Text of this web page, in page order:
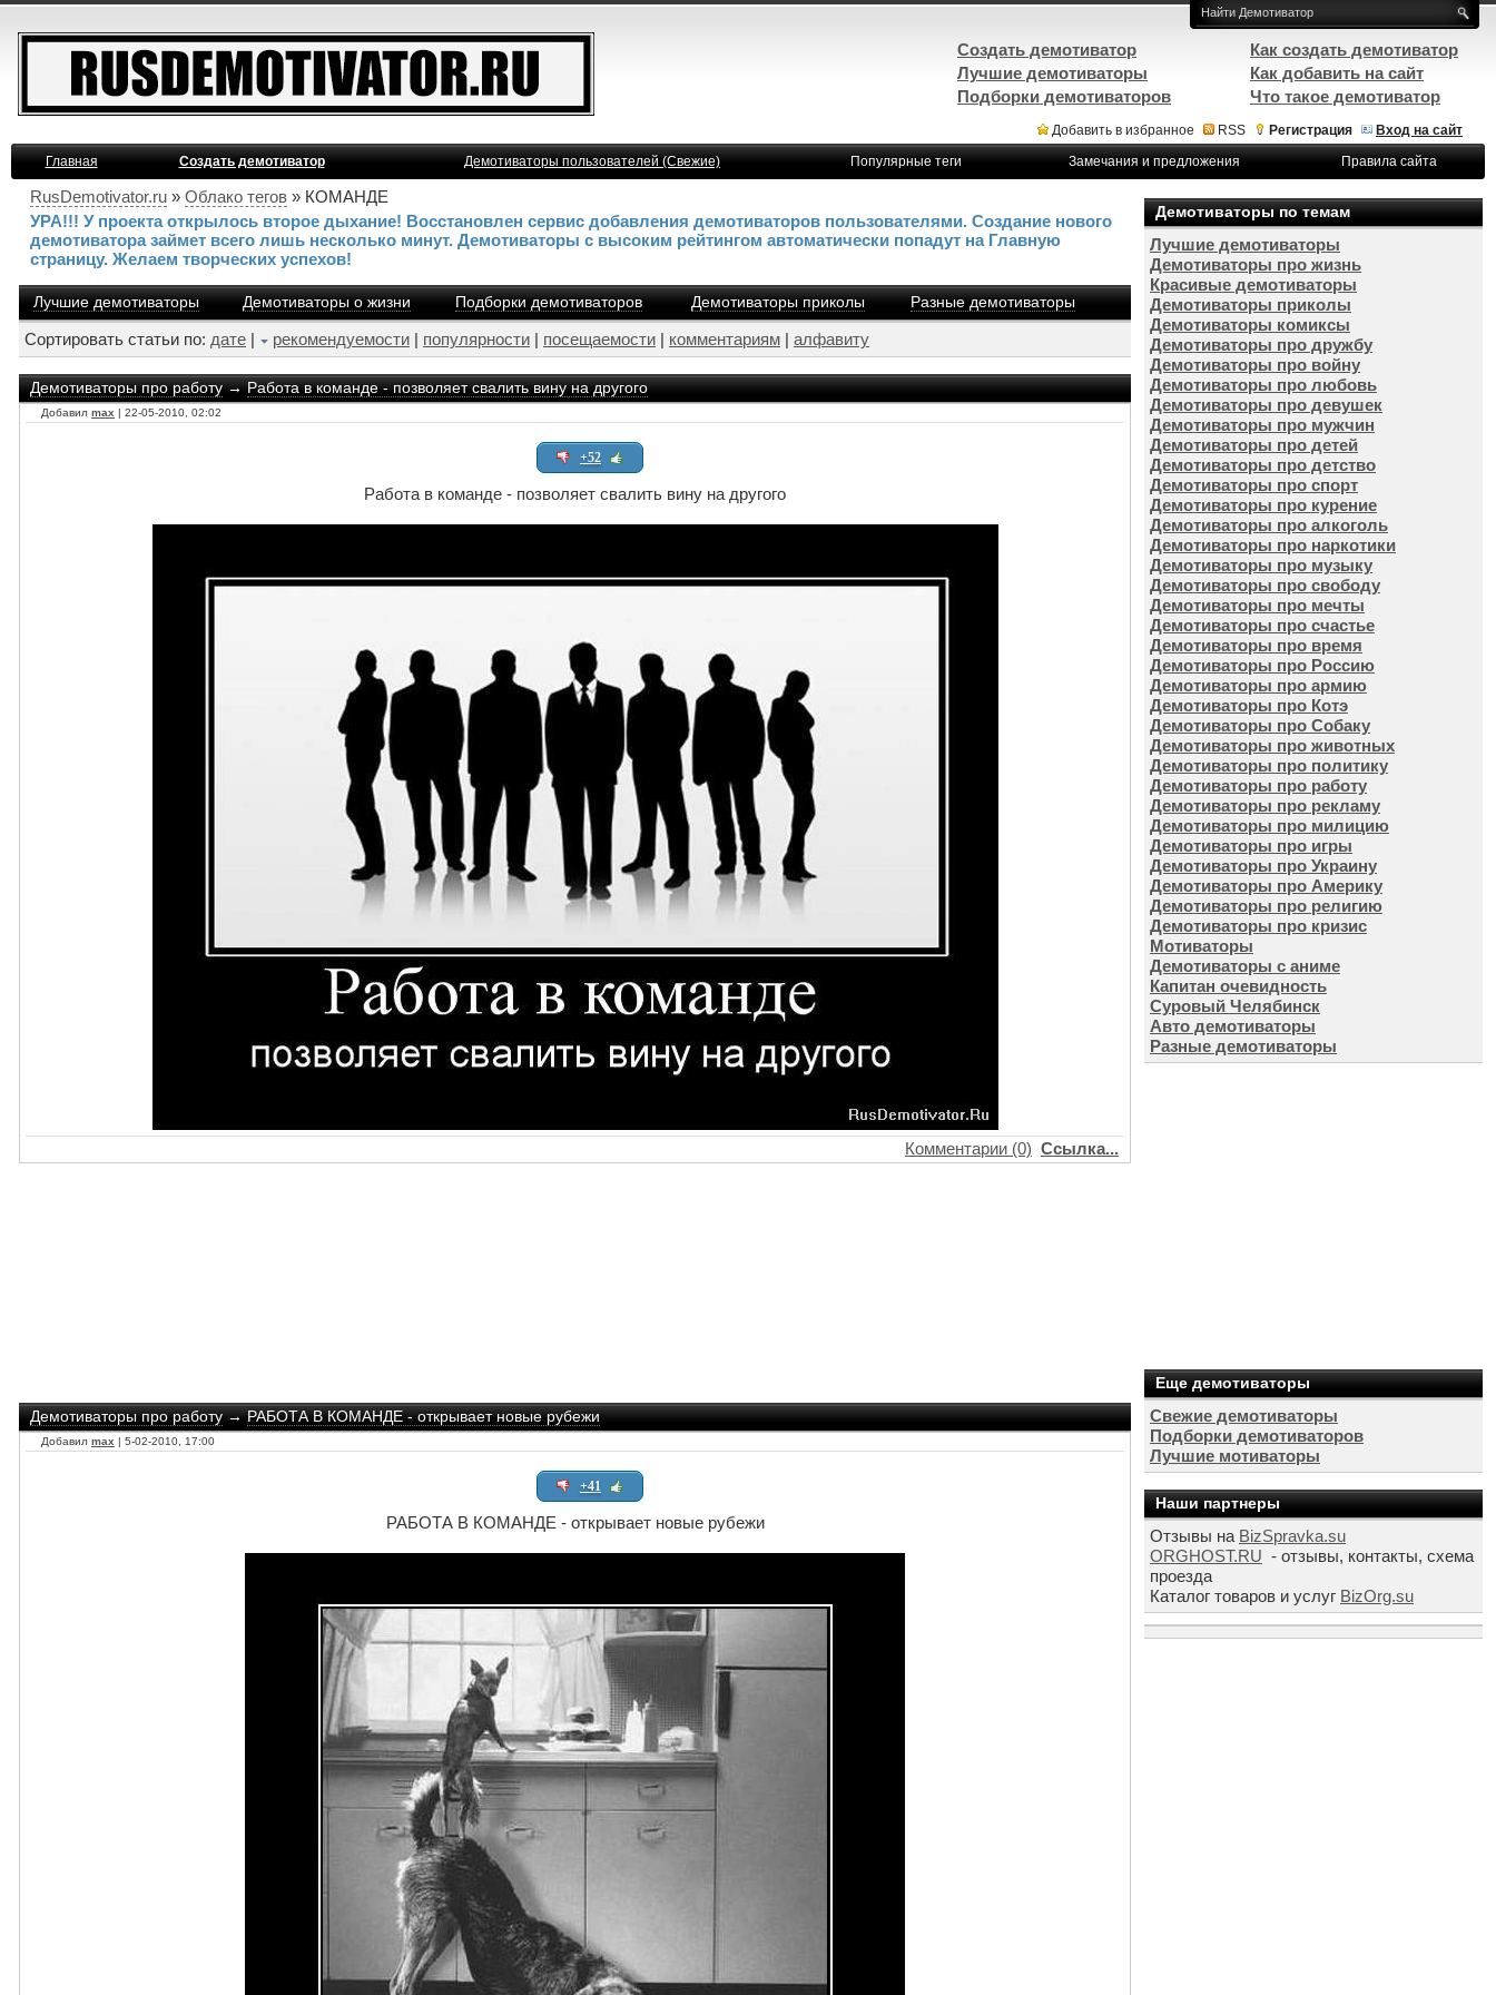
Добавить в избранное RSS Регистрация
Вход на сайт
Главная
Создать демотиватор Демотиваторы пользователей (Свежие) Популярные теги Замечания и предложения Правила сайта
RusDemotivator.ru » Облако тегов » КОМАНДЕ
УРА!!! У проекта открылось второе дыхание! Восстановлен сервис добавления демотиваторов пользователями. Создание нового
демотиватора займет всего лишь несколько минут. Демотиваторы с высоким рейтингом автоматически попадут на Главную
страницу. Желаем творческих успехов!
Лучшие демотиваторы Демотиваторы о жизни Подборки демотиваторов Демотиваторы приколы Разные демотиваторы
Сортировать статьи по: дате | рекомендуемости | популярности | посещаемости | комментариям | алфавиту
Демотиваторы про работу→Работа в команде - позволяет свалить вину на другого
Добавил max | 22-05-2010, 02:02
+52
Работа в команде - позволяет свалить вину на другого
Комментарии (0) Ссылка...
Демотиваторы про работу→РАБОТА В КОМАНДЕ - открывает новые рубежи
Добавил max | 5-02-2010, 17:00
+41
РАБОТА В КОМАНДЕ - открывает новые рубежи
Демотиваторы по темам
Лучшие демотиваторы
Демотиваторы про жизнь
Красивые демотиваторы
Демотиваторы приколы
Демотиваторы комиксы
Демотиваторы про дружбу
Демотиваторы про войну
Демотиваторы про любовь
Демотиваторы про девушек
Демотиваторы про мужчин
Демотиваторы про детей
Демотиваторы про детство
Демотиваторы про спорт
Демотиваторы про курение
Демотиваторы про алкоголь
Демотиваторы про наркотики
Демотиваторы про музыку
Демотиваторы про свободу
Демотиваторы про мечты
Демотиваторы про счастье
Демотиваторы про время
Демотиваторы про Россию
Демотиваторы про армию
Демотиваторы про Котэ
Демотиваторы про Собаку
Демотиваторы про животных
Демотиваторы про политику
Демотиваторы про работу
Демотиваторы про рекламу
Демотиваторы про милицию
Демотиваторы про игры
Демотиваторы про Украину
Демотиваторы про Америку
Демотиваторы про религию
Демотиваторы про кризис
Мотиваторы
Демотиваторы с аниме
Капитан очевидность
Суровый Челябинск
Авто демотиваторы
Разные демотиваторы
Еще демотиваторы
Свежие демотиваторы
Подборки демотиваторов
Лучшие мотиваторы
Наши партнеры
Отзывы на BizSpravka.su
ORGHOST.RU - отзывы, контакты, схема
проезда
Каталог товаров и услуг BizOrg.su
Создать демотиватор
Лучшие демотиваторы
Подборки демотиваторов
Как создать демотиватор
Как добавить на сайт
Что такое демотиватор